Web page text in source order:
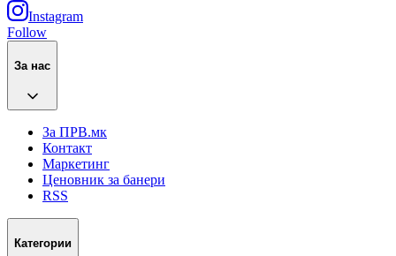
Instagram
Follow
За нас
За ПРВ.мк
Контакт
Маркетинг
Ценовник за банери
RSS
Категории